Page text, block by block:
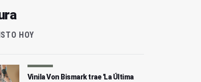
HOY
Vinila Von Bismark trae 'La Última